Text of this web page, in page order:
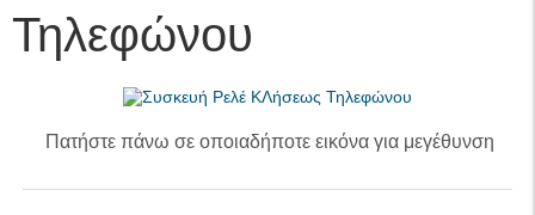
Τηλεφώνου
Πατήστε πάνω σε οποιαδήποτε εικόνα για μεγέθυνση